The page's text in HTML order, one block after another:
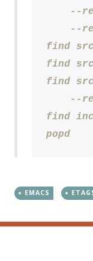
--
--
find
find
find
--
find
popd
EMACS